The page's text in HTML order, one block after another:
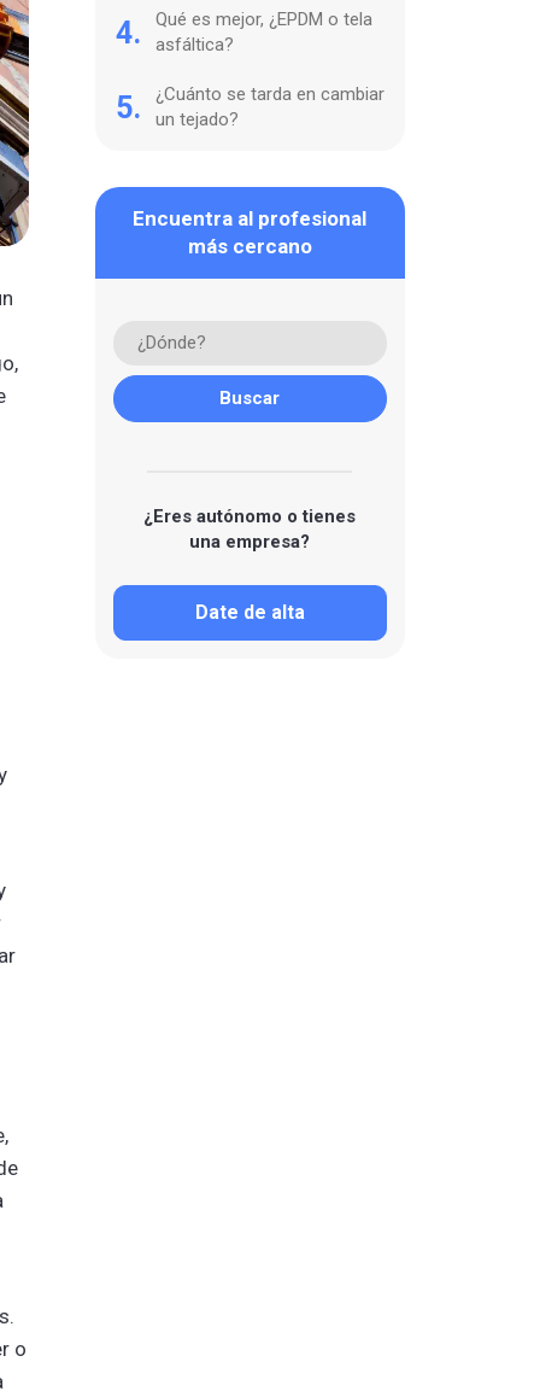
o
4.
Qué es mejor, ¿EPDM o tela
asfáltica?
5.
¿Cuánto se tarda en cambiar
un tejado?
Encuentra al profesional
más cercano
¿Eres autónomo o tienes
una empresa?
Date de alta